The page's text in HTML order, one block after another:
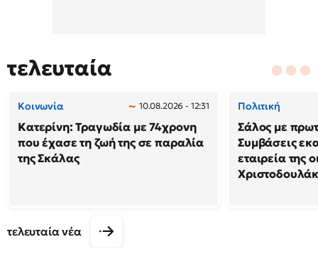
τελευταία
Κοινωνία 10.08.2026 - 12:31
Κατερίνη: Τραγωδία με 74χρονη
που έχασε τη ζωή της σε παραλία
της Σκάλας
Πολιτική
Σάλος με
Συμβάσεις
εταιρεία της
τελευταία νέα